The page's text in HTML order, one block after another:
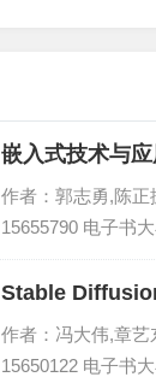
嵌入式技术与
作者：郭志勇,陈正
15655790 电子书
Stable
作者：冯大伟,章艺
15650122 电子书